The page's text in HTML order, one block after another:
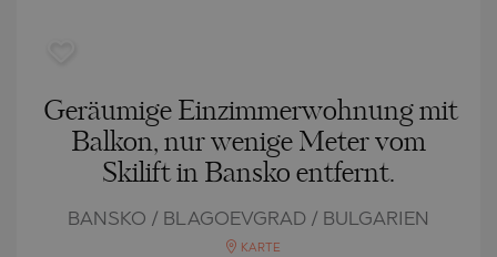
Geräumige Einzimmerwohnung mit
Balkon, nur wenige Meter vom
Skilift in Bansko entfernt.
BANSKO / BLAGOEVGRAD / BULGARIEN
KARTE